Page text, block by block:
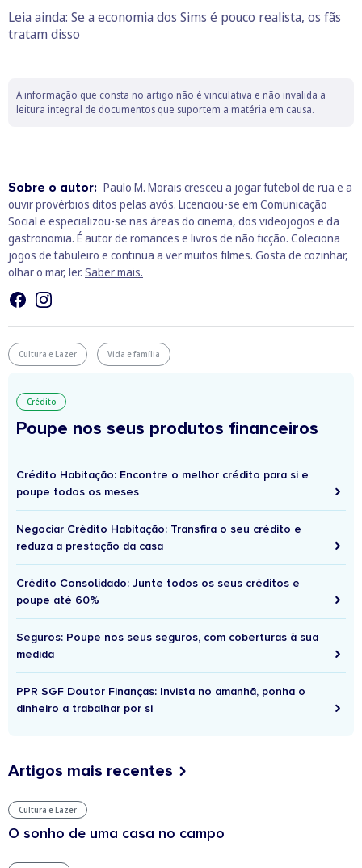
Leia ainda: Se a economia dos Sims é pouco realista, os fãs
tratam disso
A informação que consta no artigo não é vinculativa e não invalida a
leitura integral de documentos que suportem a matéria em causa.
Sobre o autor: Paulo M. Morais cresceu a jogar futebol de rua e a
ouvir provérbios ditos pelas avós. Licenciou-se em Comunicação
Social e especializou-se nas áreas do cinema, dos videojogos e da
gastronomia. É autor de romances e livros de não ficção. Coleciona
jogos de tabuleiro e continua a ver muitos filmes. Gosta de cozinhar,
olhar o mar, ler. Saber mais.
Cultura e Lazer Vida e família
Crédito
Poupe nos seus produtos financeiros
Crédito Habitação: Encontre o melhor crédito para si e
poupe todos os meses
Negociar Crédito Habitação: Transfira o seu crédito e
reduza a prestação da casa
Crédito Consolidado: Junte todos os seus créditos e
poupe até 60%
Seguros: Poupe nos seus seguros, com coberturas à sua
medida
PPR SGF Doutor Finanças: Invista no amanhã, ponha o
dinheiro a trabalhar por si
Artigos mais recentes
Cultura e Lazer
O sonho de uma casa no campo